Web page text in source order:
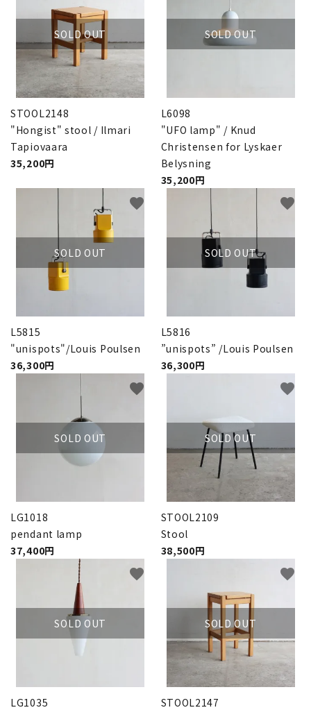
SOLD OUT
STOOL2148
"Hongist" stool / Ilmari
Tapiovaara
35,200円
SOLD OUT
L6098
"UFO lamp" / Knud
Christensen for Lyskaer
Belysning
35,200円
SOLD OUT
L5815
"unispots"/Louis Poulsen
36,300円
favorite
SOLD OUT
L5816
”unispots” /Louis Poulsen
36,300円
favorite
SOLD OUT
LG1018
pendant lamp
37,400円
favorite
SOLD OUT
STOOL2109
Stool
38,500円
favorite
SOLD OUT
LG1035
favorite
SOLD OUT
STOOL2147
favorite